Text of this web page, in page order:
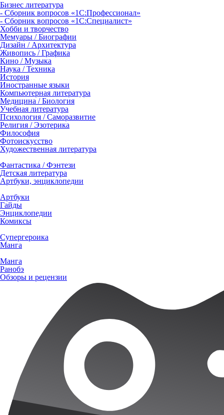
Бизнес литература
- Сборник вопросов «1С:Профессионал»
- Сборник вопросов «1С:Специалист»
Хобби и творчество
Мемуары / Биографии
Дизайн / Архитектура
Живопись / Графика
Кино / Музыка
Наука / Техника
История
Иностранные языки
Компьютерная литература
Медицина / Биология
Учебная литература
Психология / Саморазвитие
Религия / Эзотерика
Философия
Фотоискусство
Художественная литература
Фантастика / Фэнтези
Детская литература
Артбуки, энциклопедии
Артбуки
Гайды
Энциклопедии
Комиксы
Супергероика
Манга
Манга
Ранобэ
Обзоры и рецензии